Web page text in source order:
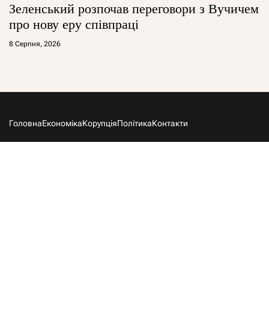
Зеленський розпочав переговори з Вучичем
про нову еру співпраці
8 Серпня, 2026
ГоловнаЕкономікаКорупціяПолітикаКонтакти